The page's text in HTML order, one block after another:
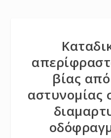
βίας
αστυνομίας